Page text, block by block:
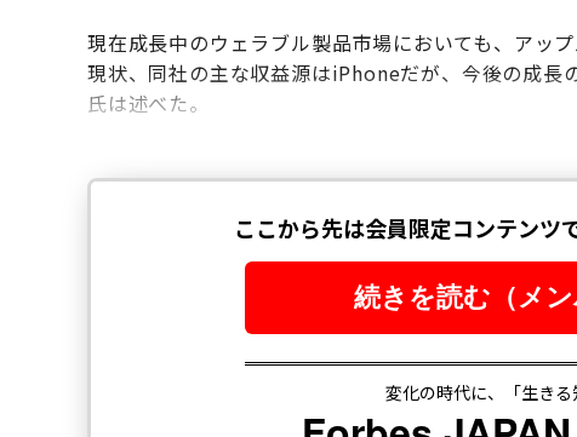
現在成長中のウェラブル製品市場においても、アッ
現状、同社の主な収益源はiPhoneだが、今後の成長
氏は述べた。